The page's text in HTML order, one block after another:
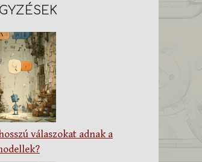
válaszokat adnak a